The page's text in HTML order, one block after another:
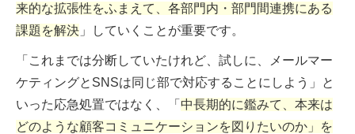
来的な拡張性をふまえて、各部門内・部門間連携にある
課題を解決 」していくことが重要です。
「これまでは分断していたけれど、試しに、メールマー
ケティングとSNSは同じ部で対応することにしよう」と
いった応急処置ではなく、「 中長期的に鑑みて、本来は
どのような顧客コミュニケーションを図りたいのか」を